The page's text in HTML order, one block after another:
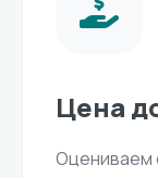
Цена
Оцениваем